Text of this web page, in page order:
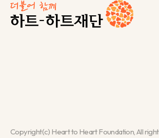
Copyright(c) Heart to Heart Foundation, All